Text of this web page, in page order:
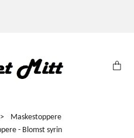
Maskestoppere
- Blomst syrin